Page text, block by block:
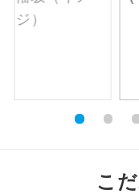
こ
お部屋食
トラベルイヤ
ンター及びカウ